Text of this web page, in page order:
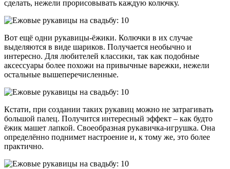
сделать, нежели прорисовывать каждую колючку.
Вот ещё одни рукавицы-ёжики. Колючки в их случае
выделяются в виде шариков. Получается необычно и
интересно. Для любителей классики, так как подобные
аксессуары более похожи на привычные варежки, нежели
остальные вышеперечисленные.
Кстати, при создании таких рукавиц можно не затрагивать
большой палец. Получится интересный эффект – как будто
ёжик машет лапкой. Своеобразная рукавичка-игрушка. Она
определённо поднимет настроение и, к тому же, это более
практично.